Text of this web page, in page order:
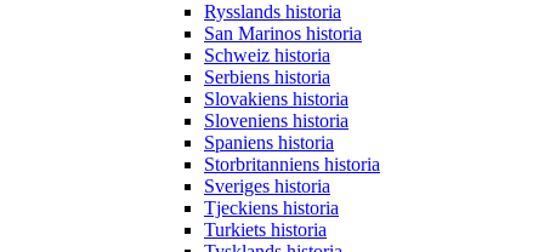
Rysslands historia
San Marinos historia
Schweiz historia
Serbiens historia
Slovakiens historia
Sloveniens historia
Spaniens historia
Storbritanniens historia
Sveriges historia
Tjeckiens historia
Turkiets historia